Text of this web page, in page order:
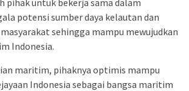
potensi sumber daya kelautan dan
sehingga mampu mewujudkan
Indonesia.
maritim, pihaknya optimis mampu
Indonesia sebagai bangsa maritim